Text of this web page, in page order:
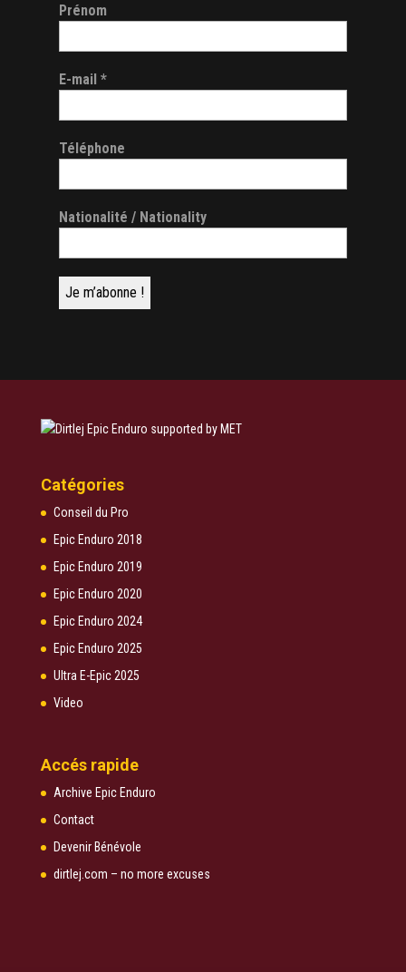
Prénom
E-mail *
Téléphone
Nationalité / Nationality
Catégories
Conseil du Pro
Epic Enduro 2018
Epic Enduro 2019
Epic Enduro 2020
Epic Enduro 2024
Epic Enduro 2025
Ultra E-Epic 2025
Video
Accés rapide
Archive Epic Enduro
Contact
Devenir Bénévole
dirtlej.com – no more excuses